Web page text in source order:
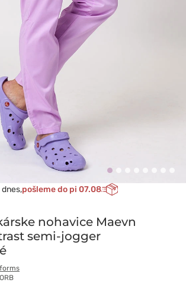
pošleme do pi 07.08
nohavice Maevn
semi-jogger